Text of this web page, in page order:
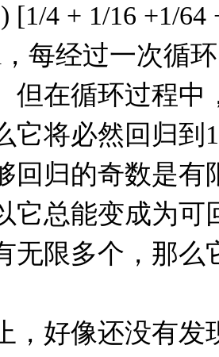
[1/4 + 1/16 +1/
每经过一次循
但在循环过程中
它将必然回归到
回归的奇数是有
它总能变成为可
无限多个，那么
，好像还没有发